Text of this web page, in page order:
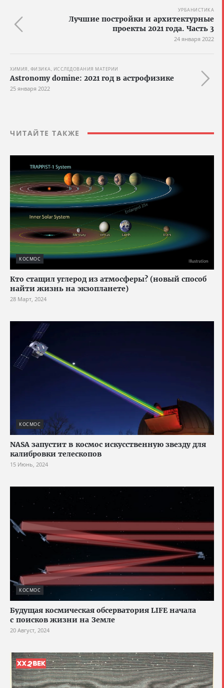
УРБАНИСТИКА
Лучшие постройки и архитектурные
проекты 2021 года. Часть 3
24 января 2022
ХИМИЯ, ФИЗИКА, ИССЛЕДОВАНИЯ МАТЕРИИ
Astronomy domine: 2021 год в астрофизике
25 января 2022
ЧИТАЙТЕ ТАКЖЕ
КОСМОС
Кто стащил углерод из атмосферы? (новый способ
найти жизнь на экзопланете)
28 Март, 2024
КОСМОС
NASA запустит в космос искусственную звезду для
калибровки телескопов
15 Июнь, 2024
КОСМОС
Будущая космическая обсерватория LIFE начала
с поисков жизни на Земле
20 Август, 2024